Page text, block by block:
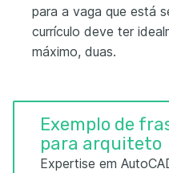
para a vaga que está
currículo deve ter
máximo, duas.
Exemplo de
para arquiteto
Expertise em